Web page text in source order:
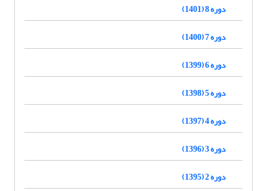
دوره 8 (1401)
دوره 7 (1400)
دوره 6 (1399)
دوره 5 (1398)
دوره 4 (1397)
دوره 3 (1396)
دوره 2 (1395)